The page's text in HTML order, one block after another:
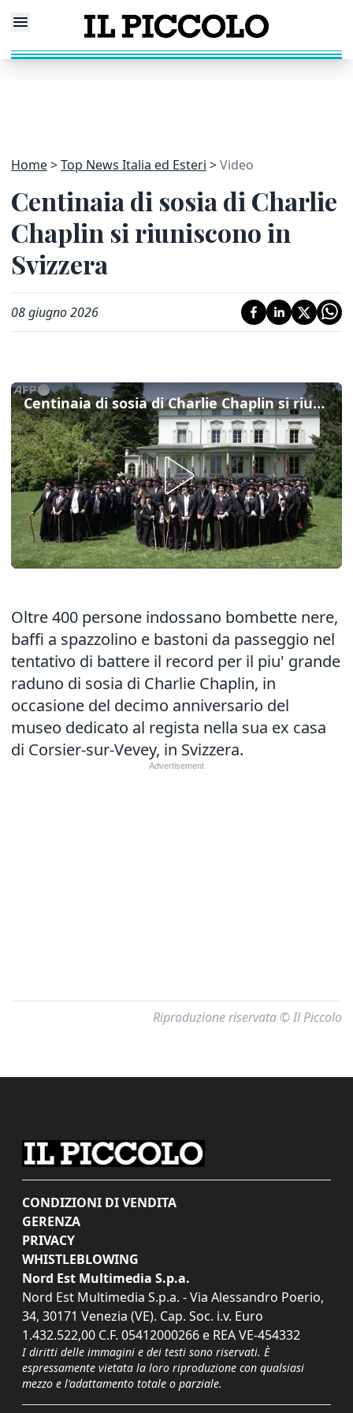
Home Top News Italia ed Esteri Video
Centinaia di sosia di Charlie
Chaplin si riuniscono in
Svizzera
08 giugno 2026
Centinaia di sosia di Charlie Chaplin si riuniscono in Svizzera
Oltre 400 persone indossano bombette nere,
baffi a spazzolino e bastoni da passeggio nel
tentativo di battere il record per il piu' grande
raduno di sosia di Charlie Chaplin, in
occasione del decimo anniversario del
museo dedicato al regista nella sua ex casa
di Corsier-sur-Vevey, in Svizzera.
Riproduzione riservata © Il Piccolo
CONDIZIONI DI VENDITA
GERENZA
PRIVACY
WHISTLEBLOWING
Nord Est Multimedia S.p.a.
Nord Est Multimedia S.p.a. - Via Alessandro Poerio,
34, 30171 Venezia (VE). Cap. Soc. i.v. Euro
1.432.522,00 C.F. 05412000266 e REA VE-454332
I diritti delle immagini e dei testi sono riservati. È
espressamente vietata la loro riproduzione con qualsiasi
mezzo e l'adattamento totale o parziale.